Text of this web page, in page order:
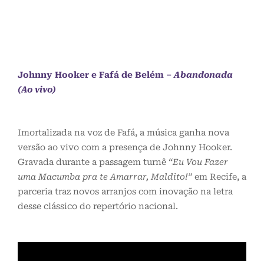
Johnny Hooker e Fafá de Belém –Abandonada
(Ao vivo)
Imortalizada na voz de Fafá, a música ganha nova
versão ao vivo com a presença de Johnny Hooker.
Gravada durante a passagem turnê “Eu Vou Fazer
uma Macumba pra te Amarrar, Maldito!” em Recife, a
parceria traz novos arranjos com inovação na letra
desse clássico do repertório nacional.